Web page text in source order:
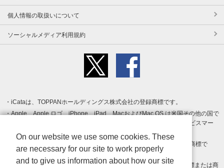
個人情報の取扱いについて
ソーシャルメディア利用規約
iCataは、TOPPANホールディングス株式会社の登録商標です。
Apple、Apple ロゴ、iPhone、iPad、MacおよびMac OS は米国その他の国で
登録された Apple Inc. の商標です。App Store は Apple Inc. のサービスマー
クです。
Android、Google Play および Google Play ロゴ は Google LLC の商標で
す。
Windows は Microsoft Inc.の米国およびその他の国における登録商標または商
On our website we use some cookies. These
are necessary for our site to work properly
and to give us information about how our site